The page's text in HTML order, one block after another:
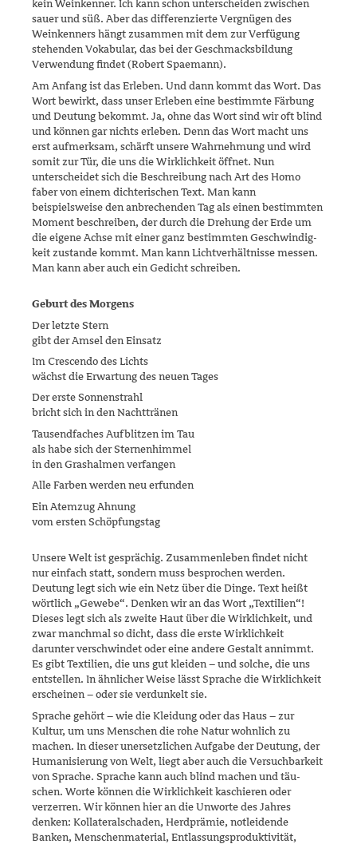
kein Weinkenner. Ich kann schon unterscheiden zwischen
sauer und süß. Aber das differen­zierte Vergnügen des
Weinkenners hängt zusam­men mit dem zur Verfü­gung
stehenden Vokabular, das bei der Geschmacksbildung
Verwendung findet (Robert Spaemann).
Am Anfang ist das Erleben. Und dann kommt das Wort. Das
Wort be­wirkt, dass unser Erleben eine bestimmte Färbung
und Deutung be­kommt. Ja, ohne das Wort sind wir oft blind
und können gar nichts erleben. Denn das Wort macht uns
erst aufmerksam, schärft unsere Wahrnehmung und wird
somit zur Tür, die uns die Wirklichkeit öffnet. Nun
unterscheidet sich die Beschreibung nach Art des Homo
faber von einem dichterischen Text. Man kann
beispielsweise den anbrechenden Tag als einen bestimmten
Moment beschreiben, der durch die Drehung der Erde um
die eigene Achse mit einer ganz bestimmten Geschwindig­
keit zustande kommt. Man kann Lichtverhältnisse messen.
Man kann aber auch ein Gedicht schreiben.
Geburt des Morgens
Der letzte Stern
gibt der Amsel den Einsatz
Im Crescendo des Lichts
wächst die Erwartung des neuen Tages
Der erste Sonnenstrahl
bricht sich in den Nachttränen
Tausendfaches Aufblitzen im Tau
als habe sich der Sternenhimmel
in den Grashalmen verfangen
Alle Farben werden neu erfunden
Ein Atemzug Ahnung
vom ersten Schöpfungstag
Unsere Welt ist gesprächig. Zusammenleben findet nicht
nur einfach statt, sondern muss besprochen werden.
Deutung legt sich wie ein Netz über die Dinge. Text heißt
wörtlich „Gewebe“. Denken wir an das Wort „Textilien“!
Dieses legt sich als zweite Haut über die Wirklichkeit, und
zwar manchmal so dicht, dass die erste Wirklichkeit
darunter ver­schwin­­det oder eine andere Gestalt annimmt.
Es gibt Textilien, die uns gut klei­den – und solche, die uns
entstellen. In ähnlicher Weise lässt Sprache die Wirklichkeit
erscheinen – oder sie verdunkelt sie.
Sprache gehört – wie die Kleidung oder das Haus – zur
Kultur, um uns Menschen die rohe Natur wohnlich zu
machen. In dieser unersetzlichen Aufgabe der Deutung, der
Humanisierung von Welt, liegt aber auch die Versuchbarkeit
von Sprache. Sprache kann auch blind machen und täu­
schen. Worte können die Wirklichkeit kaschieren oder
verzerren. Wir können hier an die Unworte des Jahres
denken: Kollateralschaden, Herd­prämie, notleidende
Banken, Menschenmaterial, Entlassungs­produkti­vi­tät,